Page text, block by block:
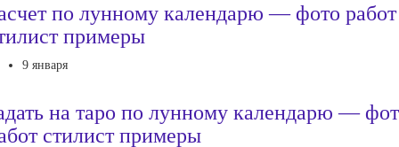
по лунному календарю — фото работ
примеры
9 января
на таро по лунному календарю —
стилист примеры